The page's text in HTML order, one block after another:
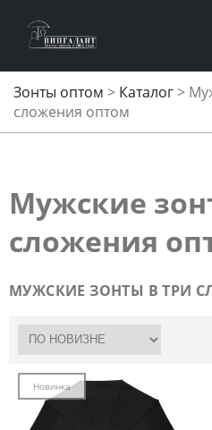
Зонты оптом > Каталог>
сложения оптом
Мужские
сложения
МУЖСКИЕ ЗОНТЫ В ТРИ
Новинка